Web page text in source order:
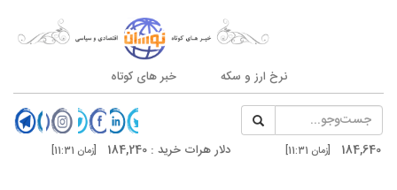
نرخ ارز و سکه خبر های کوتاه
دلار هرات خرید : 184,240 [زمان 11:31]
سکه امامی : 185,500